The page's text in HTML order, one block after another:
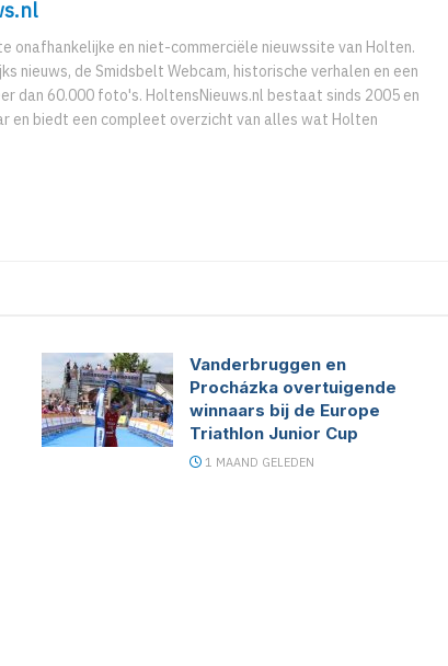
onafhankelijke en niet-commerciële nieuwssite van Holten.
nieuws, de Smidsbelt Webcam, historische verhalen en een
dan 60.000 foto's. HoltensNieuws.nl bestaat sinds 2005 en
en biedt een compleet overzicht van alles wat Holten
Vanderbruggen en
Procházka overtuigende
winnaars bij de Europe
Triathlon Junior Cup
1 MAAND GELEDEN